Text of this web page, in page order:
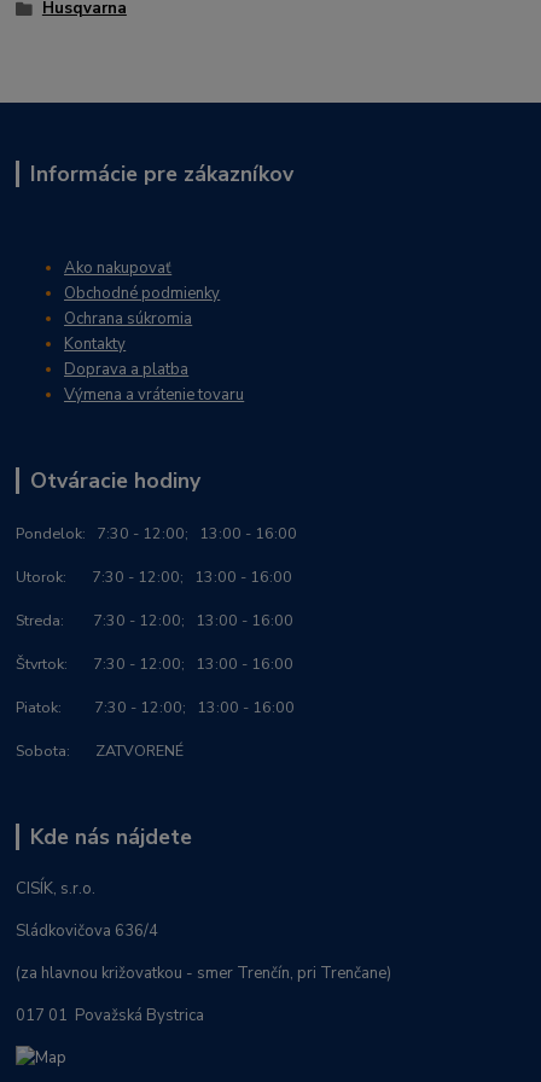
Husqvarna
Informácie pre zákazníkov
Ako nakupovať
Obchodné podmienky
Ochrana súkromia
Kontakty
Doprava a platba
Výmena a vrátenie tovaru
Otváracie hodiny
Pondelok: 7:30 - 12:00; 13:00 - 16:00
Utorok: 7:30 - 12:00; 13:00 - 16:00
Streda: 7:30 - 12:00; 13:00 - 16:00
Štvrtok: 7:30 - 12:00; 13:00 - 16:00
Piatok: 7:30 - 12:00; 13:00 - 16:00
Sobota: ZATVORENÉ
Kde nás nájdete
CISÍK, s.r.o.
Sládkovičova 636/4
(za hlavnou križovatkou - smer Trenčín, pri Trenčane)
017 01 Považská Bystrica